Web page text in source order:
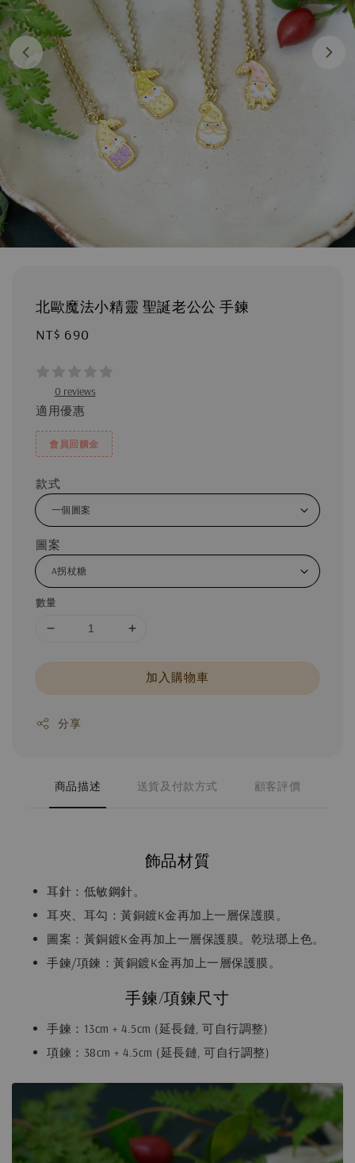
北歐魔法小精靈 聖誕老公公 手鍊
Regular
NT$ 690
0 reviews
適用優惠
會員回饋金
款式
圖案
數量
加入購物車
分享
商品描述 送貨及付款方式 顧客評價
飾品材質
耳針：低敏鋼針。
耳夾、耳勾：黃銅鍍K金再加上一層保護膜。
圖案：黃銅鍍K金再加上一層保護膜。乾琺瑯上色。
手鍊/項鍊：黃銅鍍K金再加上一層保護膜。
手鍊/項鍊尺寸
手鍊：13cm + 4.5cm (延長鏈, 可自行調整)
項鍊：38cm + 4.5cm (延長鏈, 可自行調整)